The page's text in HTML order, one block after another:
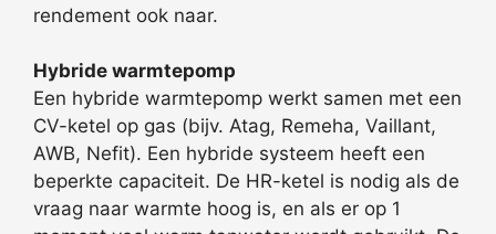
rendement ook naar.
Hybride warmtepomp
Een hybride warmtepomp werkt samen met een
CV-ketel op gas (bijv. Atag, Remeha, Vaillant,
AWB, Nefit). Een hybride systeem heeft een
beperkte capaciteit. De HR-ketel is nodig als de
vraag naar warmte hoog is, en als er op 1